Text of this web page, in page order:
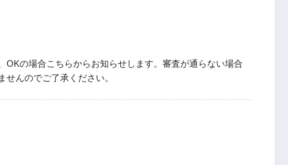
OKの場合こちらからお知らせします。審査が通らない場合
んのでご了承ください。